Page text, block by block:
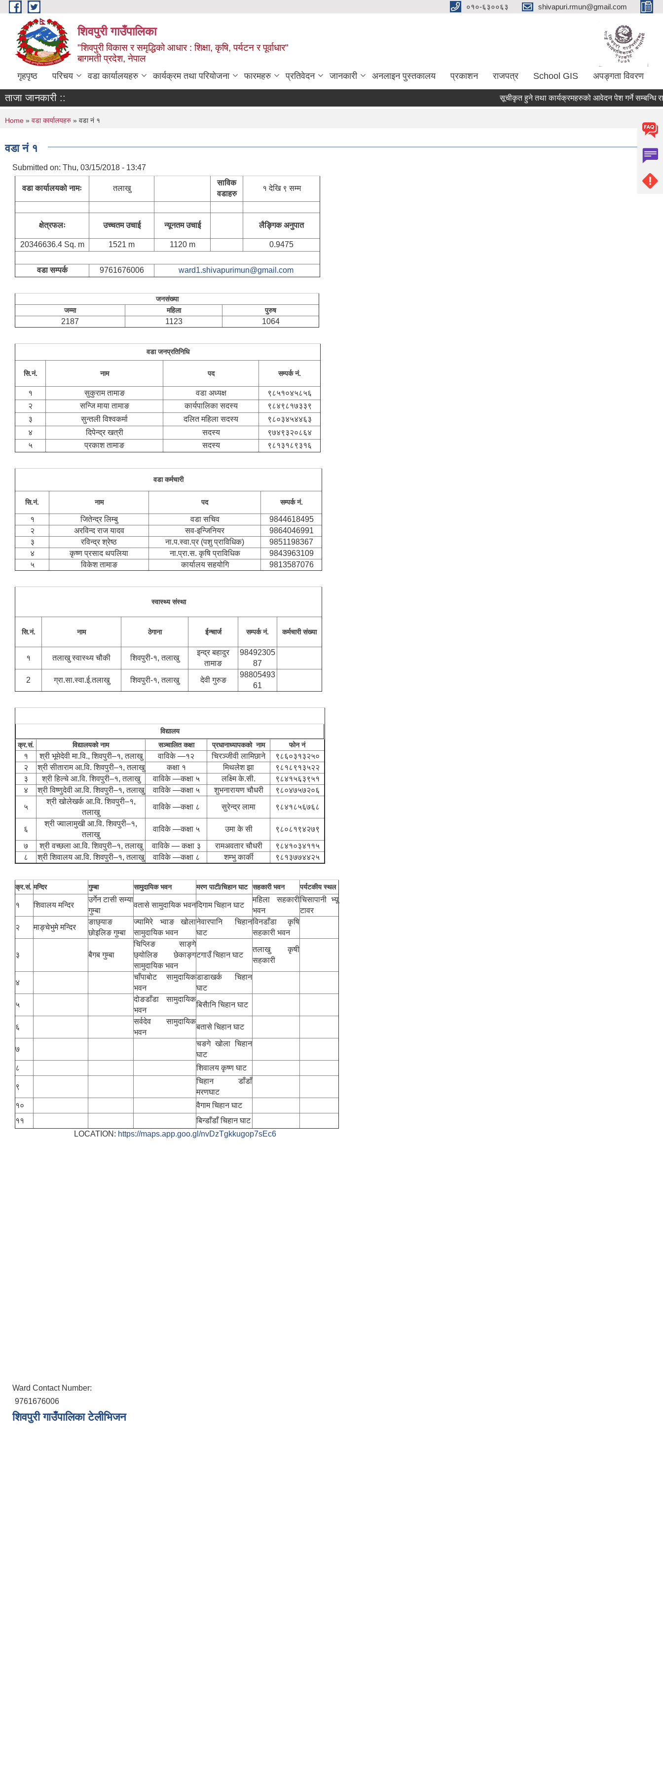
Skip to main content ०१०-६३००६३ shivapuri.rmun@gmail.com
शिवपुरी गाउँपालिका
"शिवपुरी विकास र समृद्धिको आधार : शिक्षा, कृषि, पर्यटन र पूर्वाधार"
बागमती प्रदेश, नेपाल
गृहपृष्ठ परिचय वडा कार्यालयहरु कार्यक्रम तथा परियोजना फारमहरु प्रतिवेदन जानकारी अनलाइन पुस्तकालय प्रकाशन राजपत्र School GIS अपङ्गता विवरण
ताजा जानकारी :: सूचीकृत हुने तथा कार्यक्रमहरुको आवेदन पेश गर्ने सम्बन्धि
You are here
Home » वडा कार्यालयहरु » वडा नं १
वडा नं १
Submitted on: Thu, 03/15/2018 - 13:47
वडा कार्यालयको नामः तलाखु
साविक
वडाहरु
१ देखि ९ सम्म
क्षेत्रफलः उच्चतम उचाई न्यूनतम उचाई लैङ्गिक अनुपात
20346636.4 Sq. m 1521 m 1120 m 0.9475
वडा सम्पर्क 9761676006 ward1.shivapurimun@gmail.com
जनसंख्या
जम्मा
महिला पुरुष
2187 1123 1064
वडा जनप्रतिनिधि
सि.नं. नाम पद सम्पर्क नं.
१ सुकुराम तामाङ वडा अध्यक्ष
९८५१०४५८५६
२
सन्जि माया तामाङ कार्यपालिका सदस्य
९८४९८१७३३९
३
सुन्तली विश्वकर्मा दलित महिला सदस्य
९८०३४५४४६३
४
दिपेन्द्र खत्री सदस्य
९७४९३२०८६४
५
प्रकाश तामाङ सदस्य ९८१३१८९३१६
वडा कर्मचारी
सि.नं. नाम पद सम्पर्क नं.
१ जितेन्द्र लिम्बु वडा सचिव
9844618495
२
अरविन्द राज यादव सव-इन्जिनियर
9864046991
३
रविन्द्र श्रेष्ठ ना.प.स्वा.प्र (पशु प्राविधिक)
9851198367
४
कृष्ण प्रसाद थपलिया ना.प्रा.स. कृषि प्राविधिक
9843963109
५
विकेश तामाङ कार्यालय सहयोगि 9813587076
स्वास्थ्य संस्था
सि.नं. नाम ठेगाना ईन्चार्ज सम्पर्क नं. कर्मचारी संख्या
१ तलाखु स्वास्थ्य चौकी शिवपुरी-१, तलाखु
इन्द्र बहादुर
तामाङ
98492305
87
2
ग्रा.सा.स्वा.ई.तलाखु शिवपुरी-१, तलाखु देवी गुरुङ
98805493
61
विद्यालय
क्र.सं.
विद्यालयको नाम सञ्चालित कक्षा प्रधानाध्यापकको नाम फोन नं
१ श्री भूमेदेवी मा.वि., शिवपुरी–१, तलाखु वाविके —१२ चिरञ्जीवी लामिछाने
९८६०३१३२५०
२
श्री सीताराम आ.वि. शिवपुरी–१, तलाखु कक्षा १ मिथलेश झा
९८१८९१३५२२
३
श्री हिल्चे आ.वि. शिवपुरी–१, तलाखु वाविके —कक्षा ५ लक्ष्मि के.सी.
९८४१५६३९५१
४
श्री विष्णुदेवी आ.वि. शिवपुरी–१, तलाखु वाविके —कक्षा ५ शुभनारायण चौधरी
९८०४७५७२०६
५
श्री खोलेखर्क आ.वि. शिवपुरी–१,
तलाखु
वाविके —कक्षा ८ सुरेन्द्र लामा ९८४१८५६७६८
६
श्री ज्वालामुखी आ.वि. शिवपुरी–१,
तलाखु
वाविके —कक्षा ५ उमा के सी
९८०८१९४२७९
७
श्री वच्छला आ.वि. शिवपुरी–१, तलाखु वाविके — कक्षा ३ रामअवतार चौधरी
९८४१०३४११५
८
श्री शिवालय आ.वि. शिवपुरी–१, तलाखु वाविके —कक्षा ८ शम्भु कार्की ९८१३७७४४२५
क्र.सं. मन्दिर गुम्बा सामुदायिक भवन मरण पाटी/चिहान घाट सहकारी भवन पर्यटकीय स्थल
१ शिवालय मन्दिर
उर्गेन टासी सम्या
गुम्बा
वतासे सामुदायिक भवनदिगाम चिहान घाट
महिला सहकारी
भवन
चिसापानी भ्यू
टावर
२
माङ्चेभुमे मन्दिर
ङाछ्याङ
छोइलिङ गुम्बा
ज्यामिरे भ्वाङ खोला
सामुदायिक भवन
नेवारपानि चिहान
घाट
विनडाँडा कृषि
सहकारी भवन
३ बैगब गुम्बा
चिप्लिङ साङ्गे
छ्योलिङ छेकाङ्ग
सामुदायिक भवन
टगाउँ चिहान घाट
तलाखु कृषी
सहकारी
४
चाँपाबोट सामुदायिक
भवन
डाडाखर्क चिहान
घाट
५
दोङडाँडा सामुदायिक
भवन
बिसैानि चिहान घाट
६
सर्वदेव सामुदायिक
भवन
बतासे चिहान घाट
७
चङगे खोला चिहान
घाट
८
शिवालय कृष्ण घाट
९
चिहान डाँडाँ
मरणघाट
१०
वैगाम चिहान घाट
११
बिन्डाँडाँ चिहान घाट
LOCATION: https://maps.app.goo.gl/nvDzTgkkugop7sEc6
Ward Contact Number:
9761676006
शिवपुरी गाउँपालिका टेलीभिजन